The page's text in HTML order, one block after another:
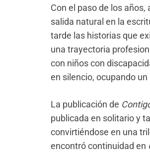
Con el paso de los
salida natural en la
tarde las historias que
una trayectoria
con niños con
en silencio, ocupando
La publicación de
publicada en solitario y
convirtiéndose en una
encontró continuidad en